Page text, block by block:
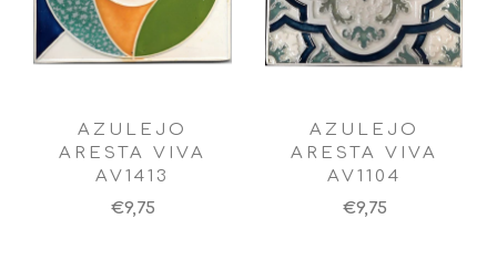
AZULEJO
ARESTA VIVA
AV1413
€9,75
AZULEJO
ARESTA VIVA
AV1104
€9,75